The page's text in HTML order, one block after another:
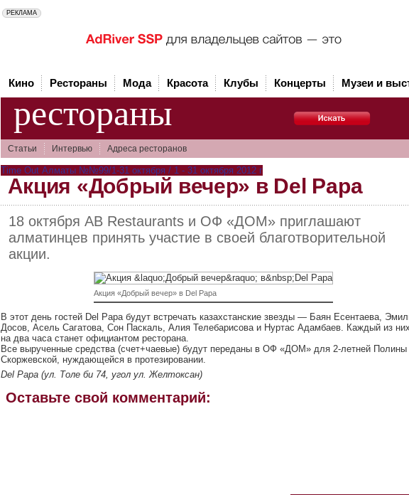
Кино Рестораны Мода Красота Клубы Концерты Музеи и
рестораны
Статьи Интервью Адреса ресторанов
Time Out Алматы №№99/1-31 октября / 1 - 31 октября 2012 г
Акция «Добрый вечер» в Del Papa
18 октября AB Restaurants и ОФ «ДОМ» приглашают
алматинцев принять участие в своей благотворительной
акции.
Акция «Добрый вечер» в Del Papa
В этот день гостей Del Papa будут встречать казахстанские звезды — Баян Есентаева,
Досов, Асель Сагатова, Сон Паскаль, Алия Телебарисова и Нуртас Адамбаев. Каждый из
на два часа станет официантом ресторана.
Все вырученные средства (счет+чаевые) будут переданы в ОФ «ДОМ» для 2-летней Полины
Скоржевской, нуждающейся в протезировании.
Del Papa (ул. Толе би 74, угол ул. Желтоксан)
Оставьте свой комментарий: